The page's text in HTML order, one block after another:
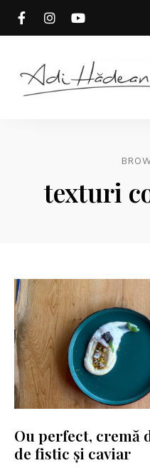
texturi
Ou perfect, cremă
de fistic și caviar